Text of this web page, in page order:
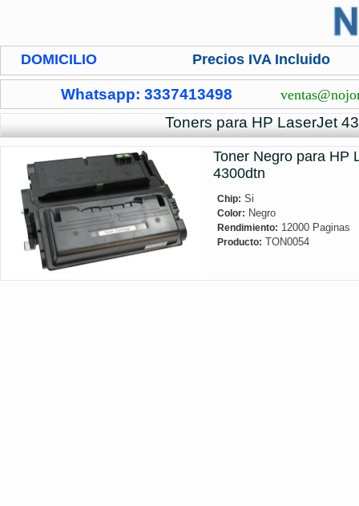
DOMICILIO Precios IVA Incluido
Whatsapp: 3337413498
Toners para HP LaserJet
Toner Negro para HP
4300dtn
Chip: Si
Color: Negro
Rendimiento: 12000 Paginas
Producto: TON0054